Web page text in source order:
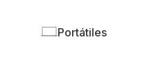
Portátiles